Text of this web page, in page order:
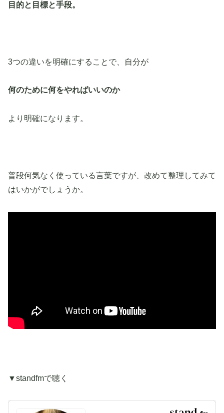
目的と目標と手段。
3つの違いを明確にすることで、自分が
何のために何をやればいいのか
より明確になります。
普段何気なく使っている言葉ですが、改めて整理してみて
はいかがでしょうか。
▼standfmで聴く